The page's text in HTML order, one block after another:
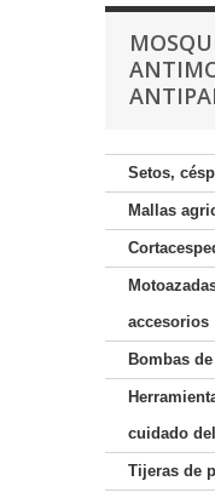
Setos,
Mallas
accesorios
Bombas
cuidado
Tijeras de